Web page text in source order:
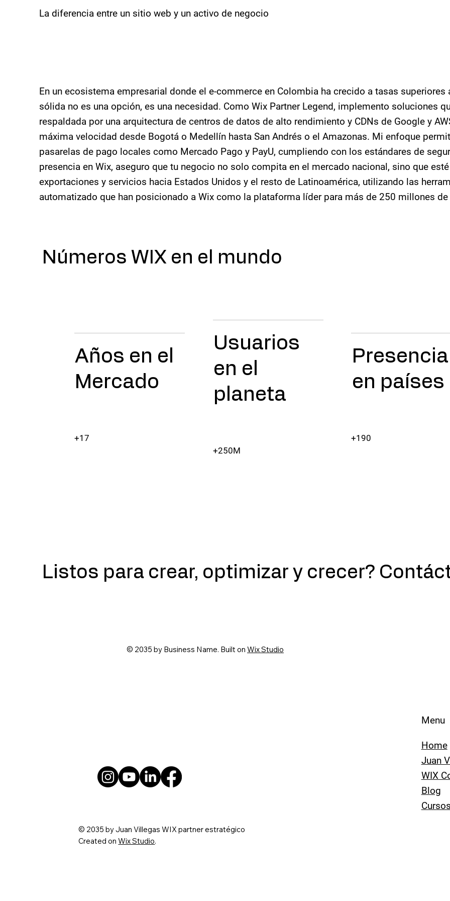
La diferencia entre un sitio web y un activo de negocio
En un ecosistema empresarial donde el e-commerce en Colombia ha crecido a tasas superiores
sólida no es una opción, es una necesidad. Como Wix Partner Legend, implemento soluciones
respaldada por una arquitectura de centros de datos de alto rendimiento y CDNs de Google y
máxima velocidad desde Bogotá o Medellín hasta San Andrés o el Amazonas. Mi enfoque
pasarelas de pago locales como Mercado Pago y PayU, cumpliendo con los estándares de
presencia en Wix, aseguro que tu negocio no solo compita en el mercado nacional, sino que
exportaciones y servicios hacia Estados Unidos y el resto de Latinoamérica, utilizando las
automatizado que han posicionado a Wix como la plataforma líder para más de 250 millones
Números WIX en el mundo
Años en el
Mercado
+17
Usuarios
en el
planeta
+250M
Presencia
en países
+190
Listos para crear, optimizar y crecer?
© 2035 by Business Name. Built on Wix Studio
Menu
Home
Juan
WIX
Blog
Cursos
© 2035 by Juan Villegas WIX partner estratégico
Created onWix Studio.